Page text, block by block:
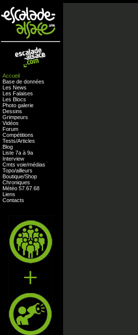
Accueil
Base de données
Les News
Les Falaises
Les Blocs
Photo galerie
Dessins
Grimpeurs
Vidéos
Forum
Compétitions
Tests/Articles
Blog
Liste 7a à 9a
Interview
Cmts voie/médias
Topo/ailleurs
Boutique/Shop
Chroniques
Météo 57 67 68
Liens
Contacts